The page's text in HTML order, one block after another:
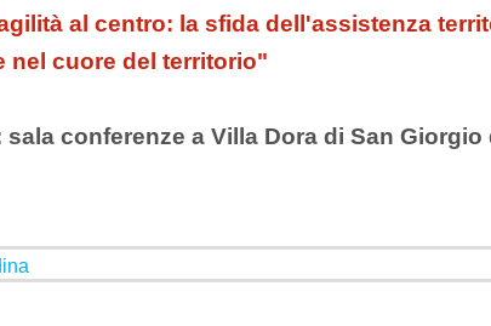
al centro: la sfida dell'assistenza
nel cuore del territorio"
sala conferenze a Villa Dora di San Giorgio